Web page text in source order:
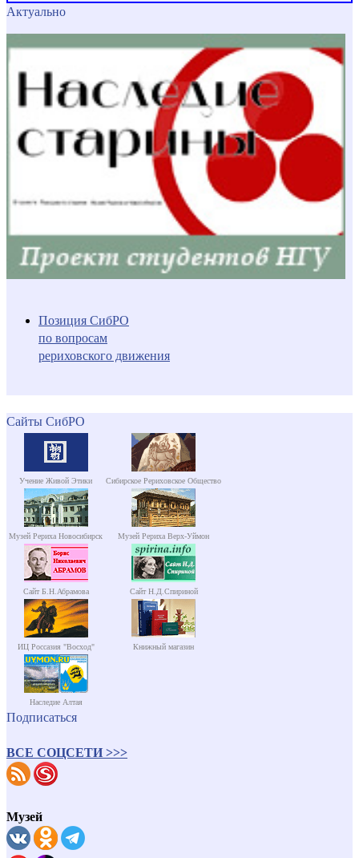
Актуально
Позиция СибРО
по вопросам
рериховского движения
Сайты СибРО
Учение Живой Этики Сибирское Рериховское Общество
Музей Рериха Новосибирск Музей Рериха Верх-Уймон
Сайт Б.Н.Абрамова Сайт Н.Д.Спириной
ИЦ Россазия "Восход" Книжный магазин
Наследие Алтая
Подписаться
ВСЕ СОЦСЕТИ >>>
Музей